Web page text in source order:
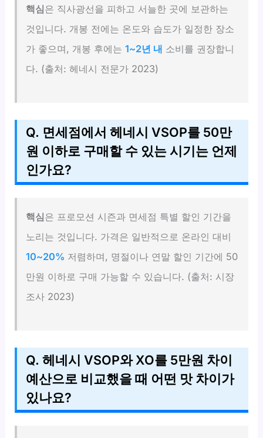
핵심은 직사광선을 피하고 서늘한 곳에 보관하는
것입니다. 개봉 전에는 온도와 습도가 일정한 장소
가 좋으며, 개봉 후에는1~2년 내 소비를 권장합니
다. (출처: 헤네시 전문가 2023)
Q. 면세점에서 헤네시 VSOP를 50만
원 이하로 구매할 수 있는 시기는 언제
인가요?
핵심은 프로모션 시즌과 면세점 특별 할인 기간을
노리는 것입니다. 가격은 일반적으로 온라인 대비
10~20% 저렴하며, 명절이나 연말 할인 기간에 50
만원 이하로 구매 가능할 수 있습니다. (출처: 시장
조사 2023)
Q. 헤네시 VSOP와 XO를 5만원 차이
예산으로 비교했을 때 어떤 맛 차이가
있나요?